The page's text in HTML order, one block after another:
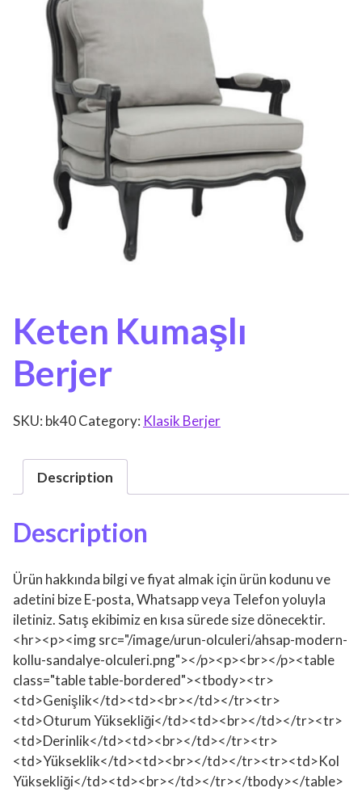
Keten Kumaşlı
Berjer
SKU: bk40Category: Klasik Berjer
Description
Description
Ürün hakkında bilgi ve fiyat almak için ürün kodunu ve
adetini bize E-posta, Whatsapp veya Telefon yoluyla
iletiniz. Satış ekibimiz en kısa sürede size dönecektir.
<hr><p><img src="/image/urun-olculeri/ahsap-modern-
kollu-sandalye-olculeri.png"></p><p><br></p><table
class="table table-bordered"><tbody><tr>
<td>Genişlik</td><td><br></td></tr><tr>
<td>Oturum Yüksekliği</td><td><br></td></tr><tr>
<td>Derinlik</td><td><br></td></tr><tr>
<td>Yükseklik</td><td><br></td></tr><tr><td>Kol
Yüksekliği</td><td><br></td></tr></tbody></table>